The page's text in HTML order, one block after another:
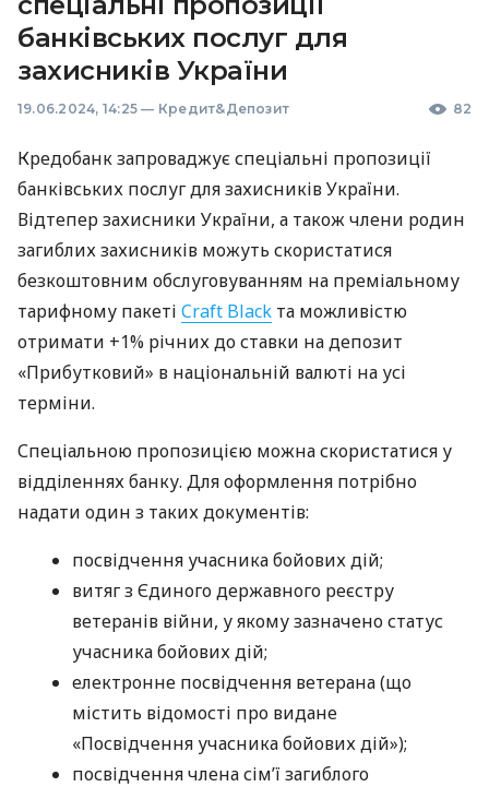
банківських послуг для
захисників України
19.06.2024, 14:25 — Кредит&Депозит 82
Кредобанк запроваджує спеціальні пропозиції
банківських послуг для захисників України.
Відтепер захисники України, а також члени родин
загиблих захисників можуть скористатися
безкоштовним обслуговуванням на преміальному
тарифному пакеті Craft Black та можливістю
отримати +1% річних до ставки на депозит
«Прибутковий» в національній валюті на усі
терміни.
Спеціальною пропозицією можна скористатися у
відділеннях банку. Для оформлення потрібно
надати один з таких документів:
посвідчення учасника бойових дій;
витяг з Єдиного державного реєстру
ветеранів війни, у якому зазначено статус
учасника бойових дій;
електронне посвідчення ветерана (що
містить відомості про видане
«Посвідчення учасника бойових дій»);
посвідчення члена сім’ї загиблого